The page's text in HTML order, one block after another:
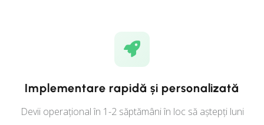
Implementare rapidă și personalizată
Devii operațional în 1-2 săptămâni în loc să aștepți luni